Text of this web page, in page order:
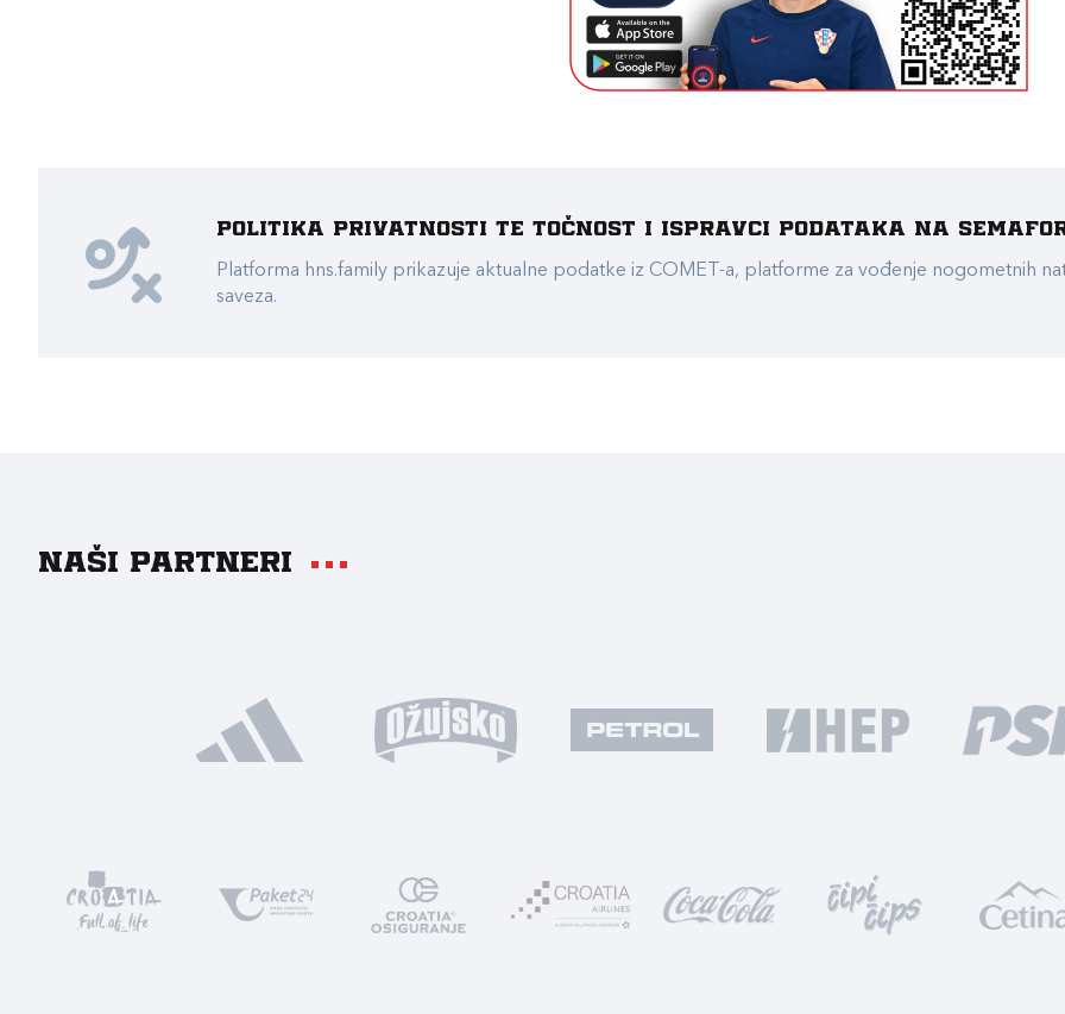
Politika privatnosti te točnost i ispravci podataka na
Platforma hns.family prikazuje aktualne podatke iz COMET-a, platforme za vođenje nogometnih
saveza.
Naši partneri